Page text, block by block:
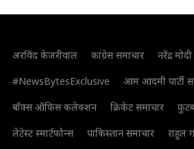
अरविंद केजरीवाल कांग्रेस समाचार नरेंद्र मोदी
#NewsBytesExclusive
आम आदमी पार्टी
बॉक्स ऑफिस कलेक्शन
क्रिकेट समाचार
लेटेस्ट स्मार्टफोन्स
पाकिस्तान समाचार राहुल